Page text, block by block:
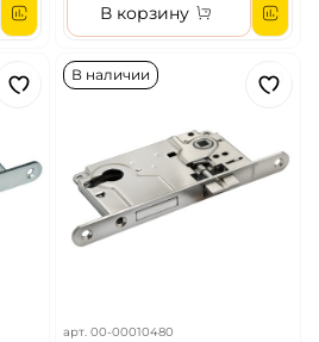
В корзину
В наличии
арт. 00-00010480